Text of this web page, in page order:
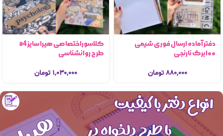
دفتر آماده ارسال فوری شیمی
۱۰۰برگ نارنجی
۸۸۰,۰۰۰ تومان
کلاسوراختصاصی هیرا سایز a4
طرح روانشناسی
۱,۰۳۰,۰۰۰ تومان